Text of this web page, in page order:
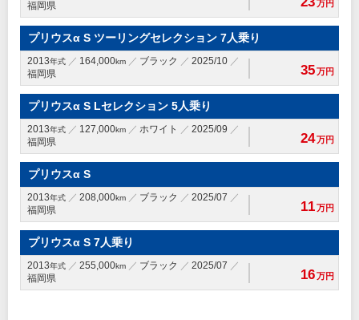
福岡県
万円
プリウスα S ツーリングセレクション 7人乗り
2013年式 164,000km ブラック
2025/10
福岡県
35万円
プリウスα S Lセレクション 5人乗り
2013年式 127,000km ホワイト
2025/09
福岡県
24万円
プリウスα S
2013年式 208,000km ブラック
2025/07
福岡県
11万円
プリウスα S 7人乗り
2013年式 255,000km ブラック
2025/07
福岡県
16万円